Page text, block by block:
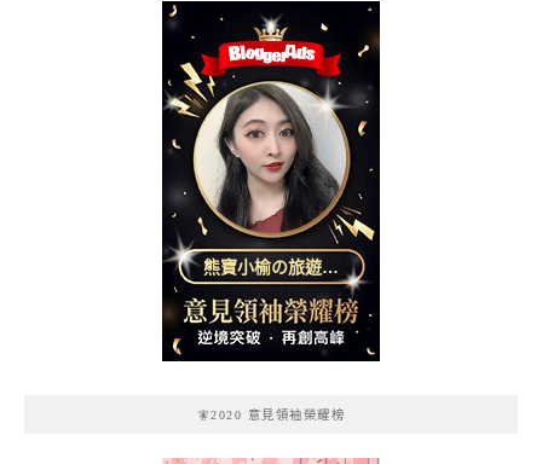
熊寶小榆の旅遊日
記
🧚2020 意見領袖榮耀榜